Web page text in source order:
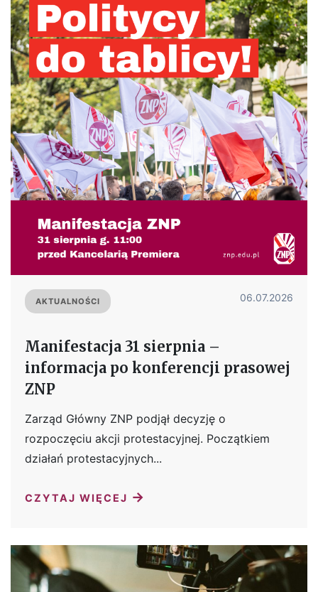
AKTUALNOŚCI 06.07.2026
Manifestacja 31 sierpnia –
informacja po konferencji prasowej
ZNP
Zarząd Główny ZNP podjął decyzję o
rozpoczęciu akcji protestacyjnej. Początkiem
działań protestacyjnych...
CZYTAJ WIĘCEJ →